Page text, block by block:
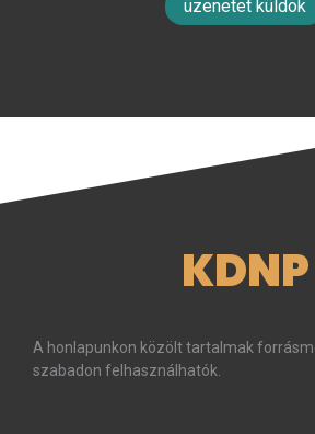
üzenetet küldök
KDNP
A honlapunkon közölt tartalmak
szabadon felhasználhatók.